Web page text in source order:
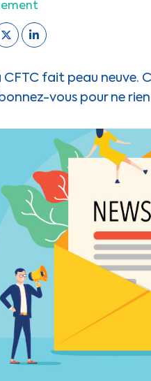
fait peau neuve.
vous pour ne